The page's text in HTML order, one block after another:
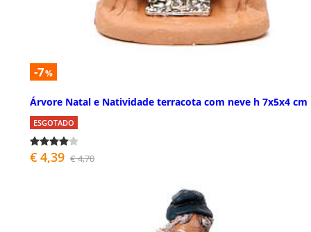
-7%
Árvore Natal e Natividade terracota com neve h 7x5x4 cm
ESGOTADO
€ 4,39 € 4,70